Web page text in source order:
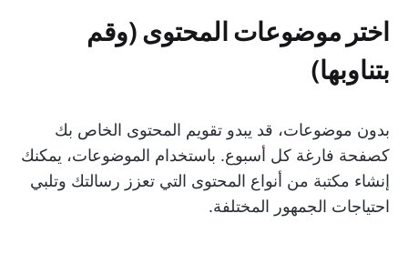
اختر موضوعات المحتوى (وقم
بتناوبها)
بدون موضوعات، قد يبدو تقويم المحتوى الخاص بك
كصفحة فارغة كل أسبوع. باستخدام الموضوعات، يمكنك
إنشاء مكتبة من أنواع المحتوى التي تعزز رسالتك وتلبي
احتياجات الجمهور المختلفة.